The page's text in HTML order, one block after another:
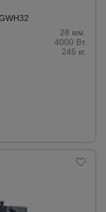
28 мм.
4000 Вт.
245 кг.